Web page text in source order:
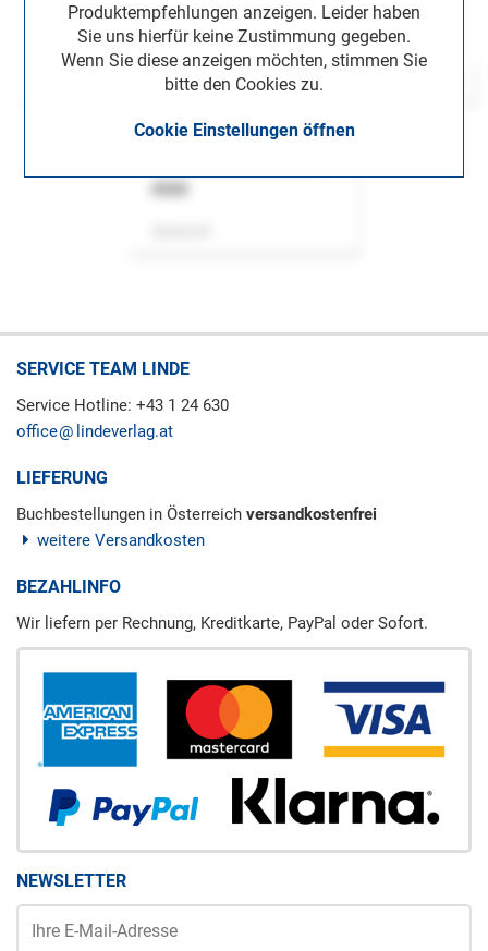
Produktempfehlungen anzeigen. Leider haben
Sie uns hierfür keine Zustimmung gegeben.
Wenn Sie diese anzeigen möchten, stimmen Sie
bitte den Cookies zu.
Cookie Einstellungen öffnen
SERVICE TEAM LINDE
Service Hotline: +43 1 24 630
office
lindeverlag.at
LIEFERUNG
Buchbestellungen in Österreich versandkostenfrei
weitere Versandkosten
BEZAHLINFO
Wir liefern per Rechnung, Kreditkarte, PayPal oder Sofort.
NEWSLETTER